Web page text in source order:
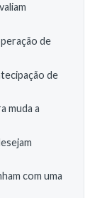
de
de
muda a
com uma